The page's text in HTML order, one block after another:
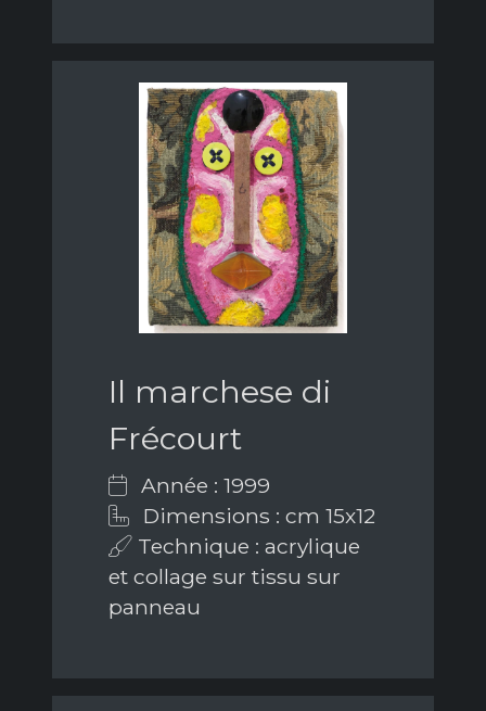
Il marchese di
Frécourt
Année : 1999
Dimensions : cm 15x12
Technique : acrylique
et collage sur tissu sur
panneau